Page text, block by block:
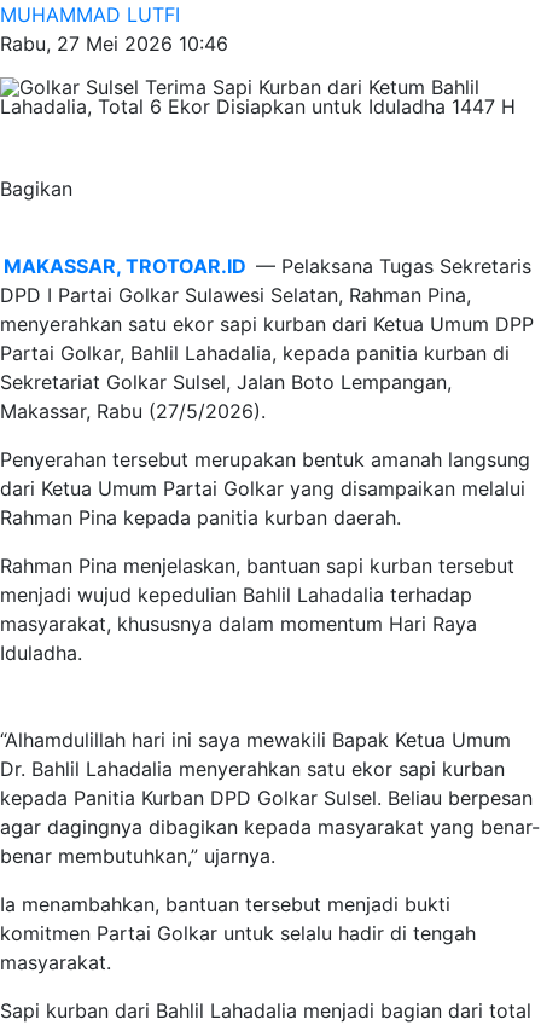
MUHAMMAD LUTFI
Rabu, 27 Mei 2026 10:46
Bagikan
MAKASSAR, TROTOAR.ID — Pelaksana Tugas Sekretaris
DPD I Partai Golkar Sulawesi Selatan, Rahman Pina,
menyerahkan satu ekor sapi kurban dari Ketua Umum DPP
Partai Golkar, Bahlil Lahadalia, kepada panitia kurban di
Sekretariat Golkar Sulsel, Jalan Boto Lempangan,
Makassar, Rabu (27/5/2026).
Penyerahan tersebut merupakan bentuk amanah langsung
dari Ketua Umum Partai Golkar yang disampaikan melalui
Rahman Pina kepada panitia kurban daerah.
Rahman Pina menjelaskan, bantuan sapi kurban tersebut
menjadi wujud kepedulian Bahlil Lahadalia terhadap
masyarakat, khususnya dalam momentum Hari Raya
Iduladha.
“Alhamdulillah hari ini saya mewakili Bapak Ketua Umum
Dr. Bahlil Lahadalia menyerahkan satu ekor sapi kurban
kepada Panitia Kurban DPD Golkar Sulsel. Beliau berpesan
agar dagingnya dibagikan kepada masyarakat yang benar-
benar membutuhkan,” ujarnya.
Ia menambahkan, bantuan tersebut menjadi bukti
komitmen Partai Golkar untuk selalu hadir di tengah
masyarakat.
Sapi kurban dari Bahlil Lahadalia menjadi bagian dari total